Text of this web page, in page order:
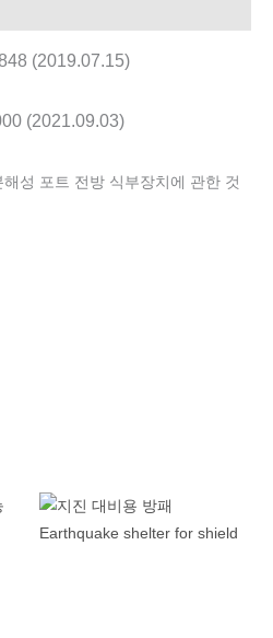
(2019.07.15)
(2021.09.03)
성 포트 전방 식부장치에 관한 것